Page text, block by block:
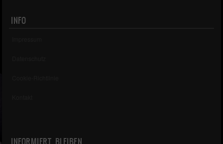
INFO
INFORMIERT BLEIBEN